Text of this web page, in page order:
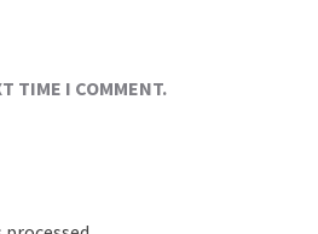
TIME I COMMENT.